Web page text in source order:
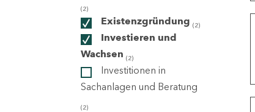
(2)
Existenzgründung (2)
Investieren und
Wachsen (2)
Investitionen in
Sachanlagen und Beratung
(2)